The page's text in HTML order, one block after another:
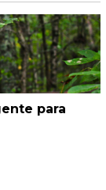
para